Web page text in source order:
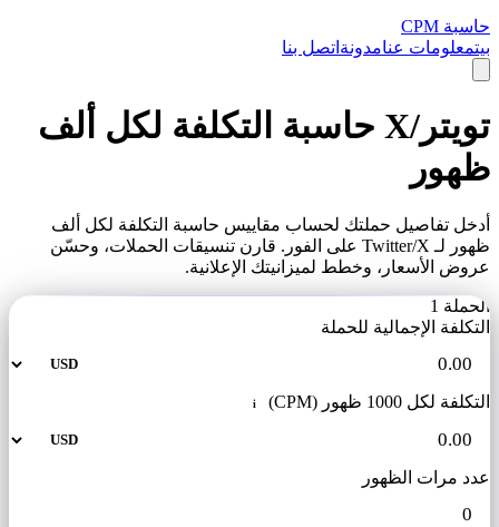
حاسبة CPM
بيتمعلومات عنامدونة اتصل بنا
تويتر/X حاسبة التكلفة لكل ألف
ظهور
أدخل تفاصيل حملتك لحساب مقاييس حاسبة التكلفة لكل ألف
ظهور لـ Twitter/X على الفور. قارن تنسيقات الحملات، وحسّن
عروض الأسعار، وخطط لميزانيتك الإعلانية.
الحملة 1
التكلفة الإجمالية للحملة
التكلفة لكل 1000 ظهور (CPM) i
عدد مرات الظهور